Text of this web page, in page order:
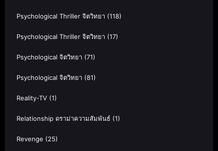
Psychological Thriller จิตวิทยา (118)
Psychological Thriller จิตวิทยา (17)
Psychological จิตวิทยา (71)
Psychological จิตวิทยา (81)
Reality-TV (1)
Relationship ดราม่าความสัมพันธ์ (1)
Revenge (25)